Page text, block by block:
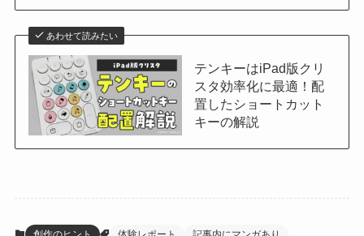
あわせて読みたい
テンキーはiPad版クリ
スタ効率化に最適！配
置したショートカット
キーの解説